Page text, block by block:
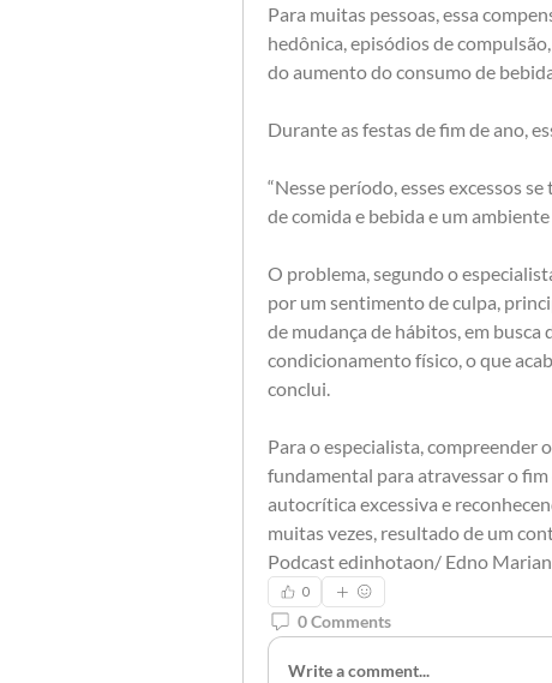
Para muitas pessoas, essa
hedônica, episódios de
do aumento do consumo de
Durante as festas de fim de ano,
“Nesse período, esses excessos
de comida e bebida e um
O problema, segundo o
por um sentimento de culpa,
de mudança de hábitos, em
condicionamento físico, o que
conclui.
Para o especialista, compreender
fundamental para atravessar o
autocrítica excessiva e
muitas vezes, resultado de um
Podcast edinhotaon/ Edno
0
0 Comments
Write a comment...